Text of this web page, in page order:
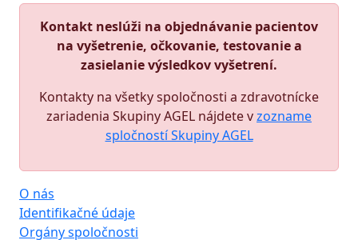
Kontakt neslúži na objednávanie pacientov
na vyšetrenie, očkovanie, testovanie a
zasielanie výsledkov vyšetrení.
Kontakty na všetky spoločnosti a zdravotnícke
zariadenia Skupiny AGEL nájdete vzozname
spločností Skupiny AGEL
O nás
Identifikačné údaje
Orgány spoločnosti